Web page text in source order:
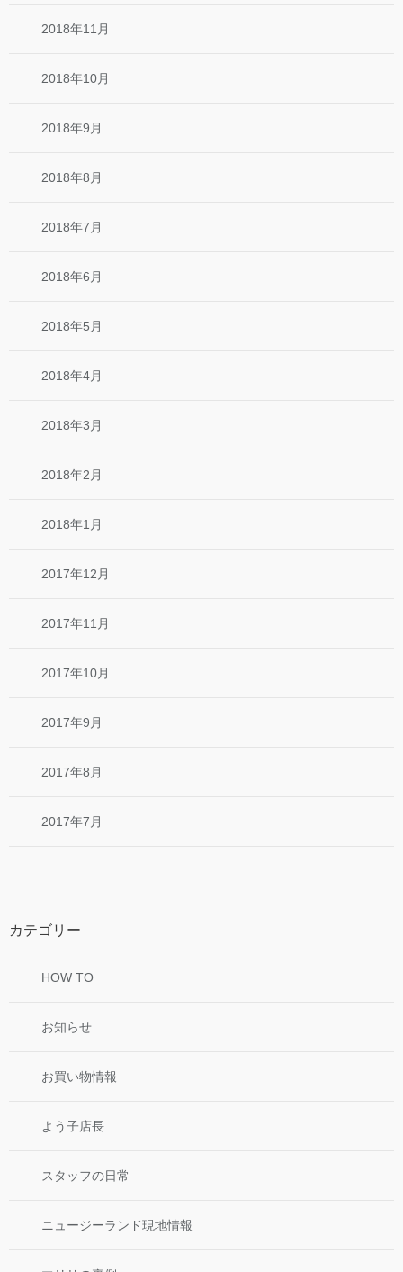
2018年11月
2018年10月
2018年9月
2018年8月
2018年7月
2018年6月
2018年5月
2018年4月
2018年3月
2018年2月
2018年1月
2017年12月
2017年11月
2017年10月
2017年9月
2017年8月
2017年7月
カテゴリー
HOW TO
お知らせ
お買い物情報
よう子店長
スタッフの日常
ニュージーランド現地情報